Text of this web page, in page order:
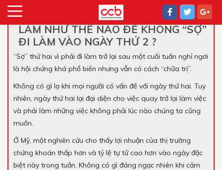
LÀM NHƯ THẾ NÀO ĐỂ KHÔNG “SỢ”
ĐI LÀM VÀO NGÀY THỨ 2 ?
“Sợ” thứ hai vì phải đi làm trở lại sau một cuối tuần nghỉ ngơi
là hội chứng khá phổ biến nhưng vẫn có cách “chữa trị”.
Không có gì lạ khi mọi người có vấn đề với ngày thứ hai. Tuy
nhiên, ngày thứ hai lại đại diện cho việc quay trở lại làm việc
và phải làm những việc không phải lúc nào chúng ta cũng
muốn.
Ở Mỹ, một nghiên cứu cho thấy lợi nhuận của thị trường
chứng khoán thấp hơn và tỷ lệ tự tử cao hơn vào ngày đặc
biệt này trong tuần. Không có gì đáng ngạc nhiên khi cảm